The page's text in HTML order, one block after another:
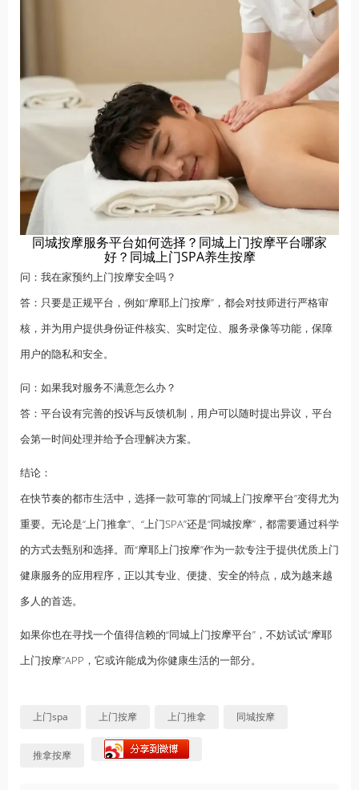
同城按摩服务平台如何选择？同城上门按摩平台哪家
好？同城上门SPA养生按摩
问：我在家预约上门按摩安全吗？
答：只要是正规平台，例如“摩耶上门按摩”，都会对技师进行严格审
核，并为用户提供身份证件核实、实时定位、服务录像等功能，保障
用户的隐私和安全。
问：如果我对服务不满意怎么办？
答：平台设有完善的投诉与反馈机制，用户可以随时提出异议，平台
会第一时间处理并给予合理解决方案。
结论：
在快节奏的都市生活中，选择一款可靠的“同城上门按摩平台”变得尤为
重要。无论是“上门推拿”、“上门SPA”还是“同城按摩”，都需要通过科学
的方式去甄别和选择。而“摩耶上门按摩”作为一款专注于提供优质上门
健康服务的应用程序，正以其专业、便捷、安全的特点，成为越来越
多人的首选。
如果你也在寻找一个值得信赖的“同城上门按摩平台”，不妨试试“摩耶
上门按摩”APP，它或许能成为你健康生活的一部分。
上门spa 上门按摩 上门推拿 同城按摩
推拿按摩